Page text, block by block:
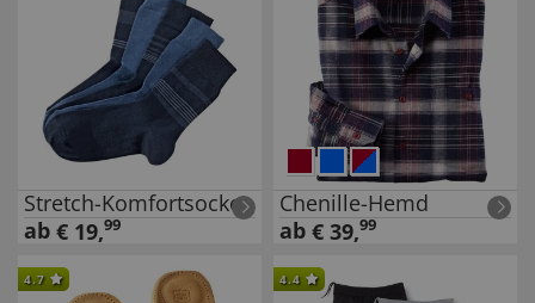
Stretch-Komfortsocken
ab € 19,99
Chenille-Hemd
ab € 39,99
4.7 4.4